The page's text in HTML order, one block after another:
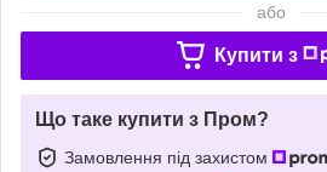
або
Купити з
Що таке купити з Пром?
Замовлення під захистом